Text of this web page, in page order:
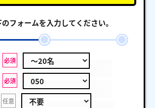
フォームを入力してください。
必須
必須
任意